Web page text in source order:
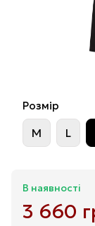
Розмір
M L
В наявності
3 660